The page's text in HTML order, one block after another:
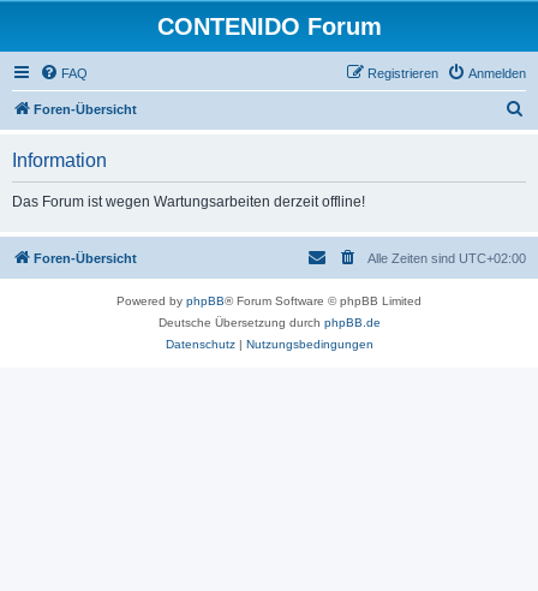
CONTENIDO Forum
FAQ Anmelden
Registrieren
Foren-Übersicht
Information
Das Forum ist wegen Wartungsarbeiten derzeit offline!
Foren-Übersicht Alle Zeiten sind UTC+02:00
Powered by phpBB® Forum Software © phpBB Limited
Deutsche Übersetzung durch phpBB.de
Datenschutz| Nutzungsbedingungen